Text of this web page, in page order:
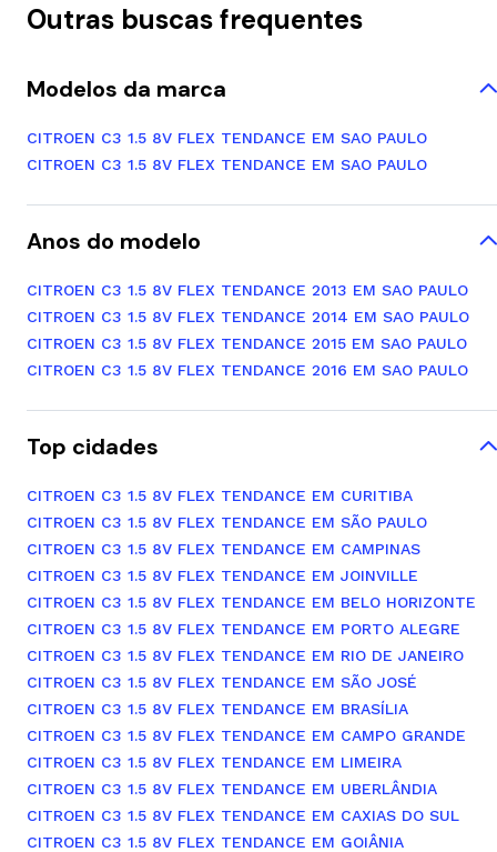
Outras buscas frequentes
Modelos da marca
CITROEN C3 1.5 8V FLEX TENDANCE EM SAO PAULO
CITROEN C3 1.5 8V FLEX TENDANCE EM SAO PAULO
Anos do modelo
CITROEN C3 1.5 8V FLEX TENDANCE 2013 EM SAO PAULO
CITROEN C3 1.5 8V FLEX TENDANCE 2014 EM SAO PAULO
CITROEN C3 1.5 8V FLEX TENDANCE 2015 EM SAO PAULO
CITROEN C3 1.5 8V FLEX TENDANCE 2016 EM SAO PAULO
Top cidades
CITROEN C3 1.5 8V FLEX TENDANCE EM CURITIBA
CITROEN C3 1.5 8V FLEX TENDANCE EM SÃO PAULO
CITROEN C3 1.5 8V FLEX TENDANCE EM CAMPINAS
CITROEN C3 1.5 8V FLEX TENDANCE EM JOINVILLE
CITROEN C3 1.5 8V FLEX TENDANCE EM BELO HORIZONTE
CITROEN C3 1.5 8V FLEX TENDANCE EM PORTO ALEGRE
CITROEN C3 1.5 8V FLEX TENDANCE EM RIO DE JANEIRO
CITROEN C3 1.5 8V FLEX TENDANCE EM SÃO JOSÉ
CITROEN C3 1.5 8V FLEX TENDANCE EM BRASÍLIA
CITROEN C3 1.5 8V FLEX TENDANCE EM CAMPO GRANDE
CITROEN C3 1.5 8V FLEX TENDANCE EM LIMEIRA
CITROEN C3 1.5 8V FLEX TENDANCE EM UBERLÂNDIA
CITROEN C3 1.5 8V FLEX TENDANCE EM CAXIAS DO SUL
CITROEN C3 1.5 8V FLEX TENDANCE EM GOIÂNIA